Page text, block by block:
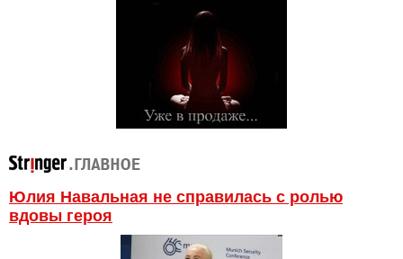
Юлия Навальная не справилась с ролью
вдовы героя